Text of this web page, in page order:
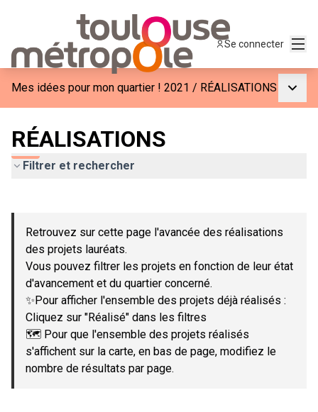
Se connecter
Mes idées pour mon quartier ! 2021 / RÉALISATIONS
RÉALISATIONS
Filtrer et rechercher
−
Retrouvez sur cette page l'avancée des réalisations
des projets lauréats.
Vous pouvez filtrer les projets en fonction de leur état
d'avancement et du quartier concerné.
✨Pour afficher l'ensemble des projets déjà réalisés :
Cliquez sur "Réalisé" dans les filtres
🗺️ Pour que l'ensemble des projets réalisés
s'affichent sur la carte, en bas de page, modifiez le
nombre de résultats par page.